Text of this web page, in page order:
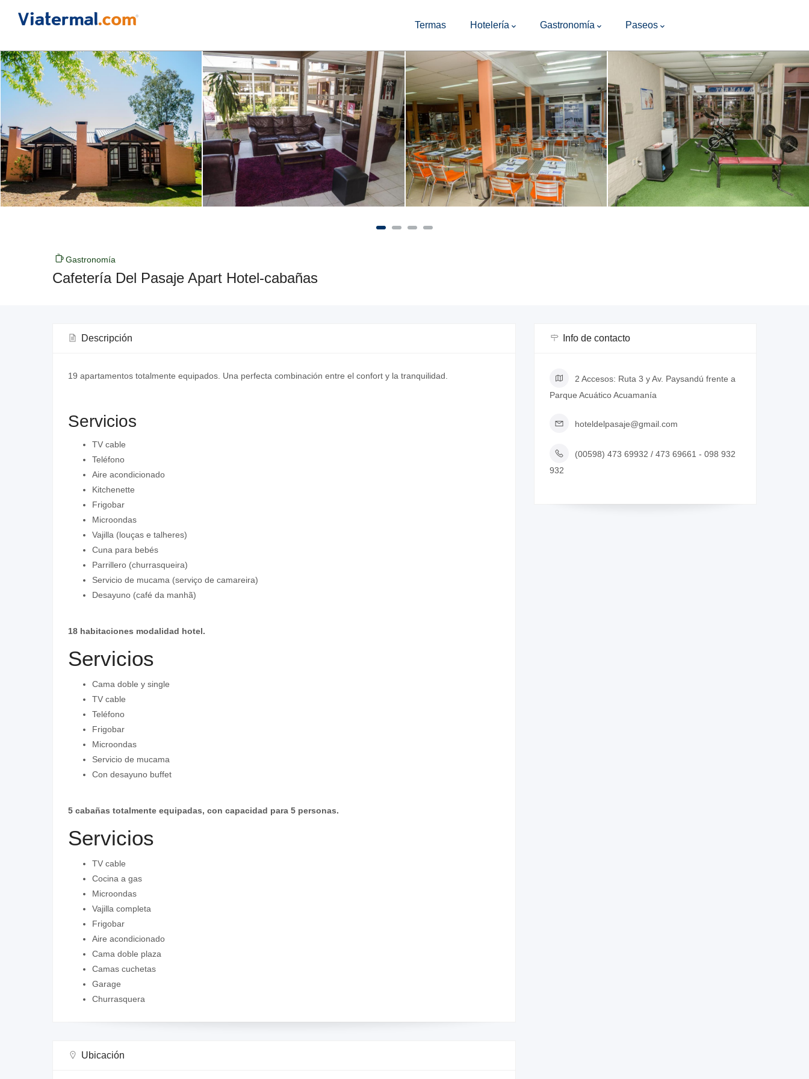
Navigation
Termas Hotelería Gastronomía Paseos
Gastronomía
Cafetería Del Pasaje Apart Hotel-cabañas
Descripción
19 apartamentos totalmente equipados. Una perfecta combinación entre el confort y la tranquilidad.
Servicios
TV cable
Teléfono
Aire acondicionado
Kitchenette
Frigobar
Microondas
Vajilla (louças e talheres)
Cuna para bebés
Parrillero (churrasqueira)
Servicio de mucama (serviço de camareira)
Desayuno (café da manhã)
18 habitaciones modalidad hotel.
Servicios
Cama doble y single
TV cable
Teléfono
Frigobar
Microondas
Servicio de mucama
Con desayuno buffet
5 cabañas totalmente equipadas, con capacidad para 5 personas.
Servicios
TV cable
Cocina a gas
Microondas
Vajilla completa
Frigobar
Aire acondicionado
Cama doble plaza
Camas cuchetas
Garage
Churrasquera
Ubicación
Info de contacto
2 Accesos: Ruta 3 y Av. Paysandú frente a
Parque Acuático Acuamanía
hoteldelpasaje@gmail.com
(00598) 473 69932 / 473 69661 - 098 932
932